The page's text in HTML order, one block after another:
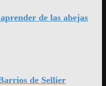
de las abejas
de Sellier